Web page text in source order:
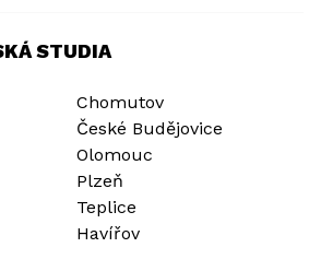
STUDIA
Chomutov
České Budějovice
Olomouc
Plzeň
Teplice
Havířov